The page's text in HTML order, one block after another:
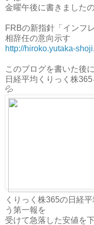
金曜午後に書きました
FRBの新指針「インフ
相辞任の意向示す
http://hiroko.yutaka-
このブログを書いた後
日経平均くりっく株
💦
くりっく株365の日経
う第一報を
受けて急落した安値を